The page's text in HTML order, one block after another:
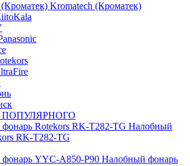
Kromatech (Кроматек)
Налобный
RK-T282-TG
Налобный фонарь